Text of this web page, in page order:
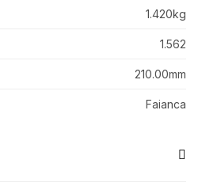
1.420kg
1.562
210.00mm
Faianca